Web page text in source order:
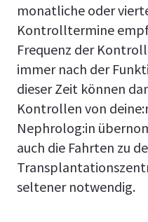
monatliche oder
Kontrolltermine
Frequenz der
immer nach der
dieser Zeit können
Kontrollen von
Nephrolog:in
auch die Fahrten zu
seltener notwendig.